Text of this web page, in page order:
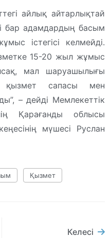
айлық айтарлықтай
бар адамдардың басым
істегісі келмейді.
15-20 жыл жұмыс
мал шаруашылығы
қызмет сапасы мен
– дейді Мемлекеттік
Қарағанды ​​облысы
мүшесі Руслан
Қызмет
Келесі